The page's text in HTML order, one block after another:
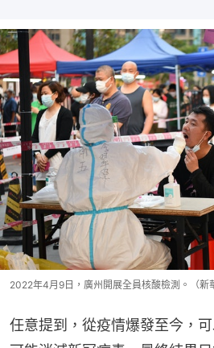
2022年4月9日，廣州開展全員核酸檢測。（新
任意提到，從疫情爆發至今，